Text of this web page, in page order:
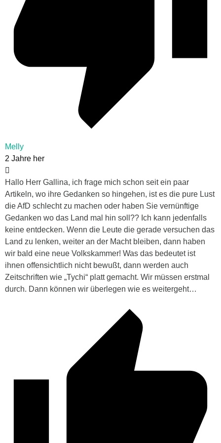
Melly
2 Jahre her
Hallo Herr Gallina, ich frage mich schon seit ein paar
Artikeln, wo ihre Gedanken so hingehen, ist es die pure Lust
die AfD schlecht zu machen oder haben Sie vernünftige
Gedanken wo das Land mal hin soll?? Ich kann jedenfalls
keine entdecken. Wenn die Leute die gerade versuchen das
Land zu lenken, weiter an der Macht bleiben, dann haben
wir bald eine neue Volkskammer! Was das bedeutet ist
ihnen offensichtlich nicht bewußt, dann werden auch
Zeitschriften wie „Tychi“ platt gemacht. Wir müssen erstmal
durch. Dann können wir überlegen wie es weitergeht…